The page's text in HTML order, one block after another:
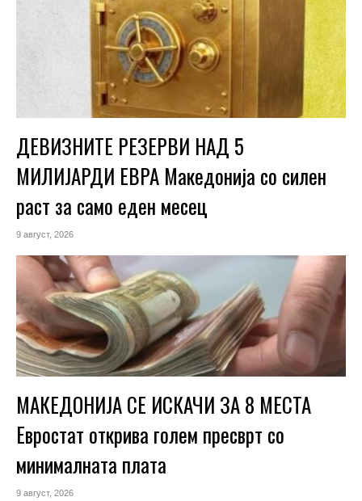
ДЕВИЗНИТЕ РЕЗЕРВИ НАД 5
МИЛИЈАРДИ ЕВРА Македонија со силен
раст за само еден месец
9 август, 2026
МАКЕДОНИЈА СЕ ИСКАЧИ ЗА 8 МЕСТА
Евростат открива голем пресврт со
минималната плата
9 август, 2026